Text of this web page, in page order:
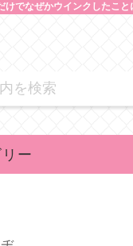
けでなぜかウインクしたこ
ー